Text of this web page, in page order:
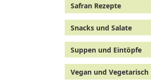
Safran Rezepte
Snacks und Salate
Suppen und Eintöpfe
Vegan und Vegetarisch